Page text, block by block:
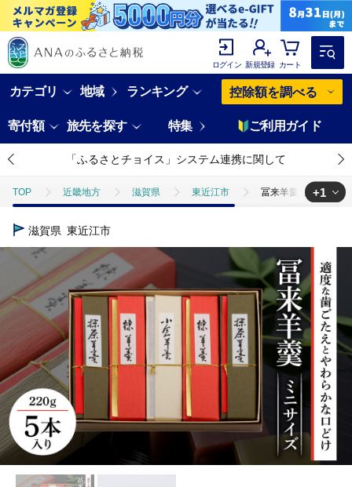
ログイン 新規登録 カート
カテゴリ 地域 ランキング 控除額を調べる
寄付額 旅先を探す 特集 ご利用ガイド
「ふるさとチョイス」システム連携に関して
TOP 近畿地方 滋賀県 東近江市 冨来羊羹ミニサイ
TOP
+1
滋賀県 東近江市